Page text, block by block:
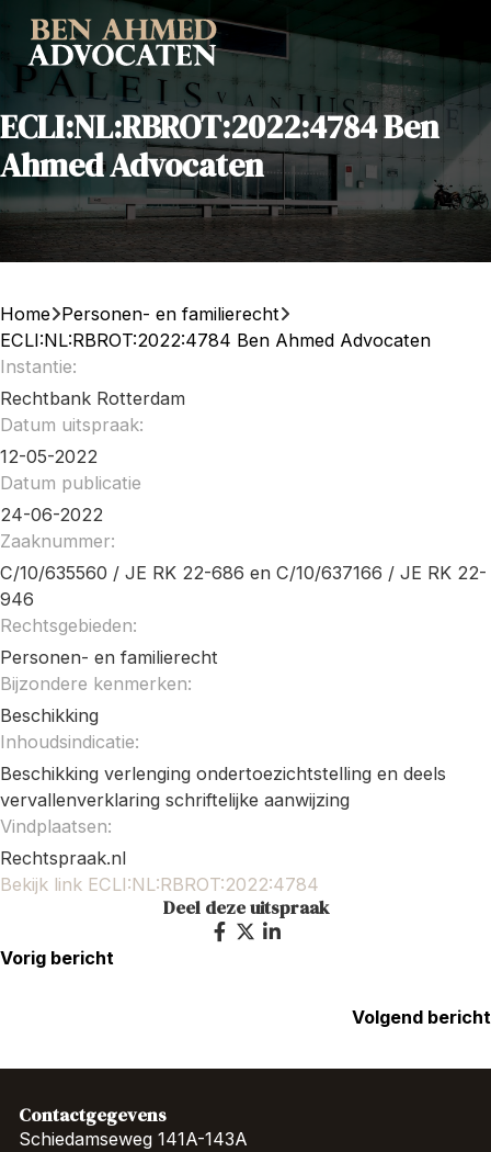
ECLI:NL:RBROT:2022:4784 Ben
Ahmed Advocaten
Home Personen- en familierecht
ECLI:NL:RBROT:2022:4784 Ben Ahmed Advocaten
Instantie:
Rechtbank Rotterdam
Datum uitspraak:
12-05-2022
Datum publicatie
24-06-2022
Zaaknummer:
C/10/635560 / JE RK 22-686 en C/10/637166 / JE RK 22-
946
Rechtsgebieden:
Personen- en familierecht
Bijzondere kenmerken:
Beschikking
Inhoudsindicatie:
Beschikking verlenging ondertoezichtstelling en deels
vervallenverklaring schriftelijke aanwijzing
Vindplaatsen:
Rechtspraak.nl
Bekijk link ECLI:NL:RBROT:2022:4784
Deel deze uitspraak
Vorig bericht
Volgend bericht
Contactgegevens
Schiedamseweg 141A-143A